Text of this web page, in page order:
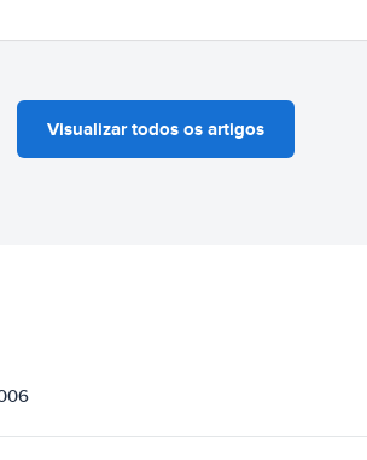
Visualizar todos os artigos